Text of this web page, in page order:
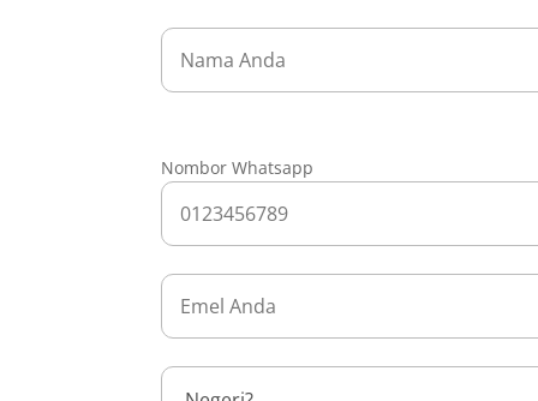
Nombor Whatsapp